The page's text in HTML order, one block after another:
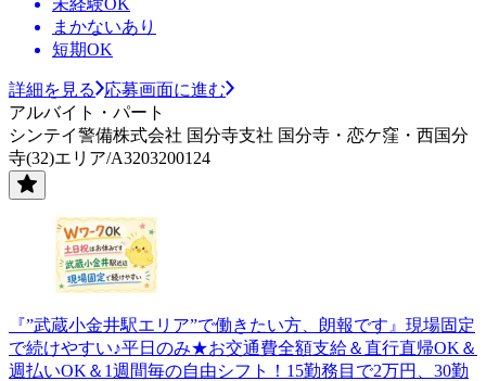
まかないあり
短期OK
詳細を見る
応募画面に進む
アルバイト・パート
シンテイ警備株式会社 国分寺支社 国分寺・恋ケ窪・西国分
寺(32)エリア/A3203200124
『”武蔵小金井駅エリア”で働きたい方、朗報です』現場固定
で続けやすい♪平日のみ★お交通費全額支給＆直行直帰OK＆
週払いOK＆1週間毎の自由シフト！15勤務目で2万円、30勤